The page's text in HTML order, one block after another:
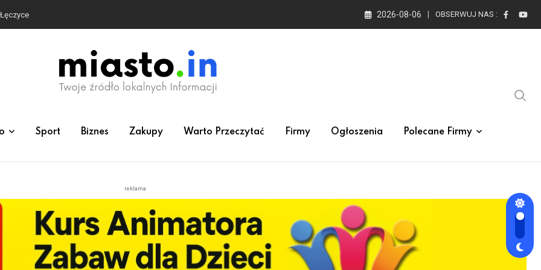
2026-08-06 OBSERWUJ NAS :
Sport Biznes Zakupy Warto Przeczytać Firmy Ogłoszenia Polecane Firmy
reklama